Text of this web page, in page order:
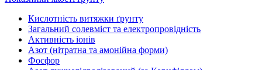
Кислотність витяжки ґрунту
Загальний солевміст та електропровідність
Активність іонів
Азот (нітратна та амонійна форми)
Фосфор